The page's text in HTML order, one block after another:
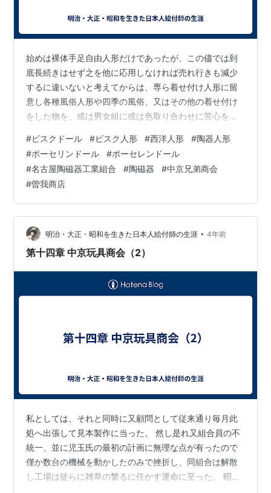
始めは裸体手足自由人形だけであったが、この儘では到
底長続きはせず之を他に応用しなければ売れ行きも減少
するに違いないと考えてからは、専ら着せ付け人形に留
意し各種風俗人形や四季の風俗、又はその他の着せ付け
をした物を、或は男女組に或は色取り合わせに苦心を重
見本は中京兄弟商会で無くてはならないという評判とな
り注文は益々増え現在の工場ではとても製造が出来ない
状況となったので東区東大曽根に百五十坪位の（五百平
方米）元陶器絵付工場跡を借り中京兄弟商会を曽我商店
と名を改め大々的に製造を始めると共に受注にも全力を
尽くした。 その頃（昭和十年の春頃）から名古屋陶…
#ビスクドール #ビスク人形 #西洋人形 #陶器人形
#ポーセリンドール #ポーセレンドール
#名古屋陶磁器工業組合 #陶磁器 #中京兄弟商会
#曽我商店
明治・大正・昭和を生きた日本人絵付師の生涯 • 4年前
第十四章 中京玩具商会（2）
私としては、それと同時に又顧問として従来通り毎月此
処へ出張して見本製作に当った。 然し是れ又組合員の不
統一、並に児玉氏の最初の計画に無理な点が有ったので
僅か数台の機械を動かしたのみで挫折し、同組合は解散
し工場は徒らに雑草の繁るに任かす運命に至った。 昭和